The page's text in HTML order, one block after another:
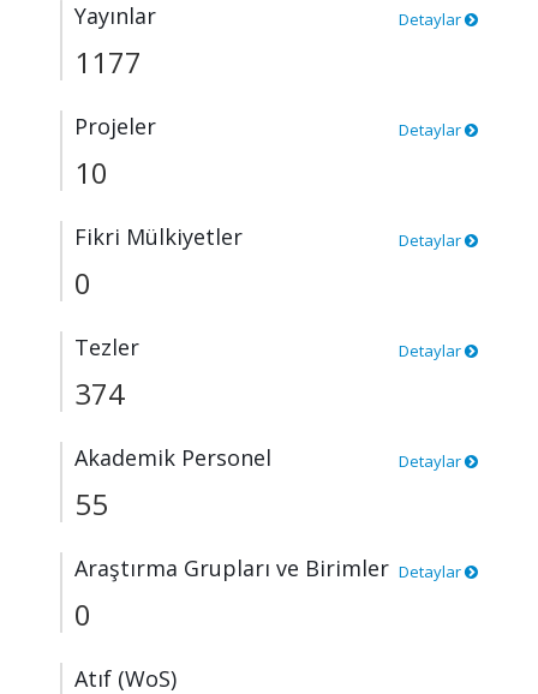
Yayınlar Detaylar
1177
Projeler Detaylar
10
Fikri Mülkiyetler Detaylar
0
Tezler Detaylar
374
Akademik Personel Detaylar
55
Araştırma Grupları ve Birimler Detaylar
0
Atıf (WoS)